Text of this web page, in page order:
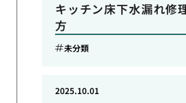
キッチン床下水漏れ修
方
未分類
2025.10.01